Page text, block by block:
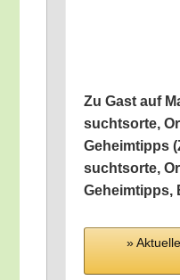
Zu Gast auf
suchtsor­te,
Geheim­tipps
suchtsor­te,
Geheim­tipps,
»